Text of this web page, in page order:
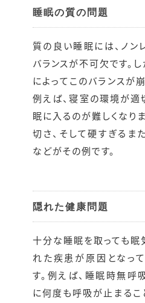
睡眠の質の問題
質の良い睡眠には、ノン
バランスが不可欠です。
によってこのバランスが
例えば、寝室の環境が適
眠に入るのが難しくなり
切さ、そして硬すぎるま
などがその例です。
隠れた健康問題
十分な睡眠を取っても眠
れた疾患が原因となっ
す。例えば、睡眠時無呼
に何度も呼吸が止まるこ